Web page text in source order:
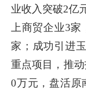
业收入突破2亿
上商贸企业3家
家； 成功引进
重点项目 ，推
0万元， 盘活原